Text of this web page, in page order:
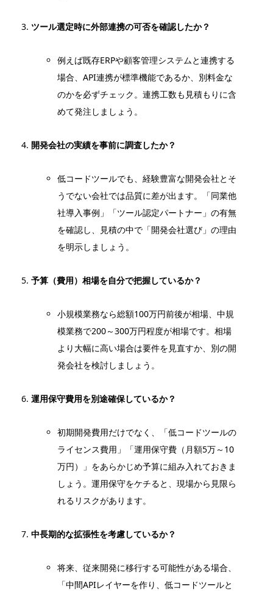
ツール選定時に外部連携の可否を確認したか？
例えば既存ERPや顧客管理システムと連携する
場合、API連携が標準機能であるか、別料金な
のかを必ずチェック。連携工数も見積もりに含
めて発注しましょう。
開発会社の実績を事前に調査したか？
低コードツールでも、経験豊富な開発会社とそ
うでない会社では品質に差が出ます。「同業他
社導入事例」「ツール認定パートナー」の有無
を確認し、見積の中で「開発会社選び」の理由
を明示しましょう。
予算（費用）相場を自分で把握しているか？
小規模業務なら総額100万円前後が相場、中規
模業務で200～300万円程度が相場です。相場
より大幅に高い場合は要件を見直すか、別の開
発会社を検討しましょう。
運用保守費用を別途確保しているか？
初期開発費用だけでなく、「低コードツールの
ライセンス費用」「運用保守費（月額5万～10
万円）」をあらかじめ予算に組み入れておきま
しょう。運用保守をケチると、現場から見限ら
れるリスクがあります。
中長期的な拡張性を考慮しているか？
将来、従来開発に移行する可能性がある場合、
「中間APIレイヤーを作り、低コードツールと